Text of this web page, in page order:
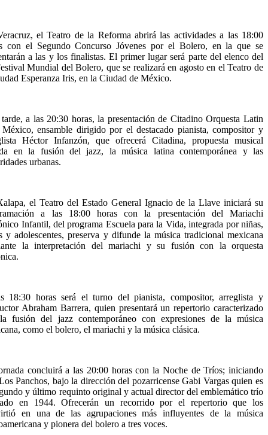
el Teatro de la Reforma abrirá las actividades a las 18:00
con el Segundo Concurso Jóvenes por el Bolero, en la que se
a las y los finalistas. El primer lugar será parte del elenco del
Mundial del Bolero, que se realizará en agosto en el Teatro de
Esperanza Iris, en la Ciudad de México.
a las 20:30 horas, la presentación de Citadino Orquesta Latin
México, ensamble dirigido por el destacado pianista, compositor y
Héctor Infanzón, que ofrecerá Citadina, propuesta musical
en la fusión del jazz, la música latina contemporánea y las
urbanas.
el Teatro del Estado General Ignacio de la Llave iniciará su
a las 18:00 horas con la presentación del Mariachi
Infantil, del programa Escuela para la Vida, integrada por niñas,
y adolescentes, preserva y difunde la música tradicional mexicana
la interpretación del mariachi y su fusión con la orquesta
18:30 horas será el turno del pianista, compositor, arreglista y
Abraham Barrera, quien presentará un repertorio caracterizado
fusión del jazz contemporáneo con expresiones de la música
como el bolero, el mariachi y la música clásica.
concluirá a las 20:00 horas con la Noche de Tríos; iniciando
Panchos, bajo la dirección del pozarricense Gabi Vargas quien es
y último requinto original y actual director del emblemático trío
en 1944. Ofrecerán un recorrido por el repertorio que los
en una de las agrupaciones más influyentes de la música
y pionera del bolero a tres voces.